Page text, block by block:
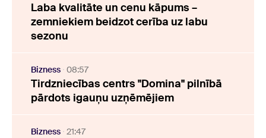
Laba kvalitāte un cenu kāpums –
zemniekiem beidzot cerība uz labu
sezonu
Bizness 08:57
Tirdzniecības centrs "Domina" pilnībā
pārdots igauņu uzņēmējiem
Bizness 21:47